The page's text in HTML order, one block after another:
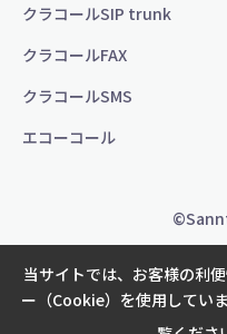
クラコールSIP trunk
クラコールFAX
クラコールSMS
エコーコール
当サイトでは、お客様の利
ー（Cookie）を使用してい